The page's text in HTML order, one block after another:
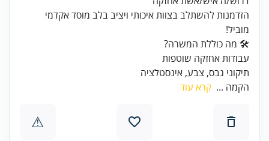
הזדמנות להשתלב בצוות איכותי ויציב בלב מוסד אקדמי
מוביל!
תיקוני גבס, צבע, אינסטלציה
הקמה ... קרא עוד
⚠